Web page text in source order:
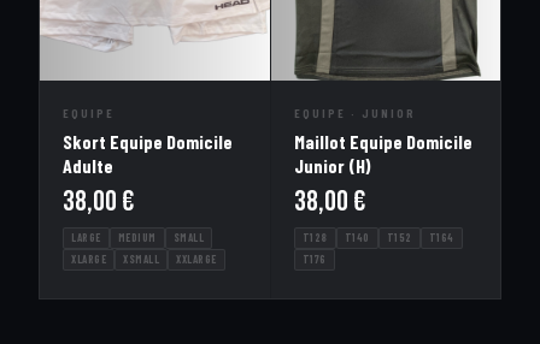
EQUIPE
Skort Equipe Domicile
Adulte
38,00 €
LARGE MEDIUM
SMALL
XLARGE
XSMALL XXLARGE
EQUIPE · JUNIOR
Maillot Equipe Domicile
Junior (H)
38,00 €
T128 T140 T152
T164
T176